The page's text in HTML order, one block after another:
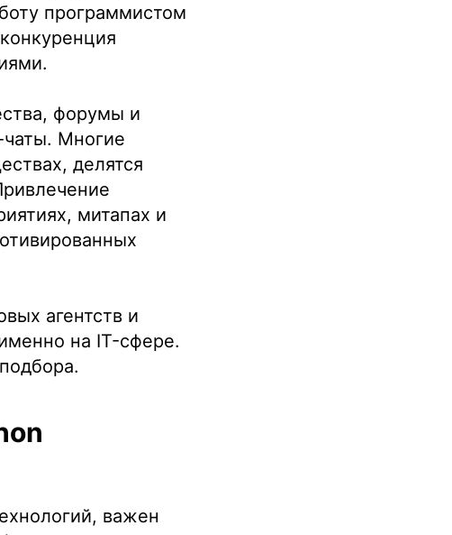
программистом
форумы и
чаты. Многие
делятся
митапах и
агентств и
на IT-сфере.
важен